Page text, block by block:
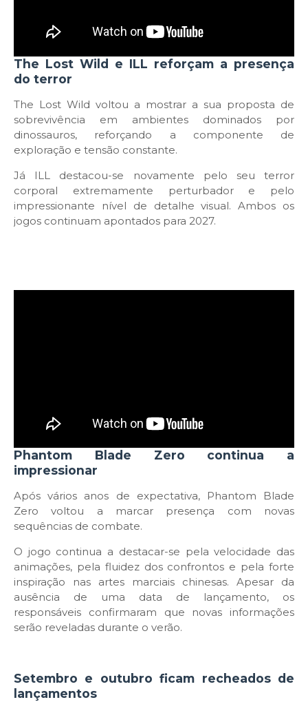
The Lost Wild e ILL reforçam a presença
do terror
The Lost Wild voltou a mostrar a sua proposta de
sobrevivência em ambientes dominados por
dinossauros, reforçando a componente de
exploração e tensão constante.
Já ILL destacou-se novamente pelo seu terror
corporal extremamente perturbador e pelo
impressionante nível de detalhe visual. Ambos os
jogos continuam apontados para 2027.
Phantom Blade Zero continua a
impressionar
Após vários anos de expectativa, Phantom Blade
Zero voltou a marcar presença com novas
sequências de combate.
O jogo continua a destacar-se pela velocidade das
animações, pela fluidez dos confrontos e pela forte
inspiração nas artes marciais chinesas. Apesar da
ausência de uma data de lançamento, os
responsáveis confirmaram que novas informações
serão reveladas durante o verão.
Setembro e outubro ficam recheados de
lançamentos